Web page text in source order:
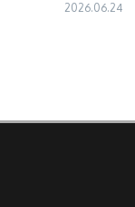
2026.06.24